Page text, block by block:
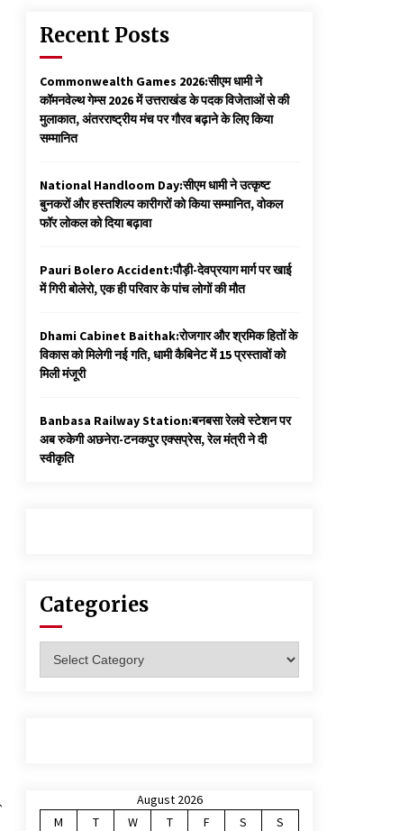
Recent Posts
Commonwealth Games 2026:सीएम धामी ने
कॉमनवेल्थ गेम्स 2026 में उत्तराखंड के पदक विजेताओं से की
मुलाकात, अंतरराष्ट्रीय मंच पर गौरव बढ़ाने के लिए किया
सम्मानित
National Handloom Day:सीएम धामी ने उत्कृष्ट
बुनकरों और हस्तशिल्प कारीगरों को किया सम्मानित, वोकल
फॉर लोकल को दिया बढ़ावा
Pauri Bolero Accident:पौड़ी-देवप्रयाग मार्ग पर खाई
में गिरी बोलेरो, एक ही परिवार के पांच लोगों की मौत
Dhami Cabinet Baithak:रोजगार और श्रमिक हितों के
विकास को मिलेगी नई गति, धामी कैबिनेट में 15 प्रस्तावों को
मिली मंजूरी
Banbasa Railway Station:बनबसा रेलवे स्टेशन पर
अब रुकेगी अछनेरा-टनकपुर एक्सप्रेस, रेल मंत्री ने दी
स्वीकृति
Categories
August 2026
M
T W T F S
S